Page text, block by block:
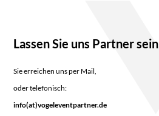
Lassen Sie uns Partner sein
Sie erreichen uns per Mail,
oder telefonisch:
info(at)vogeleventpartner.de